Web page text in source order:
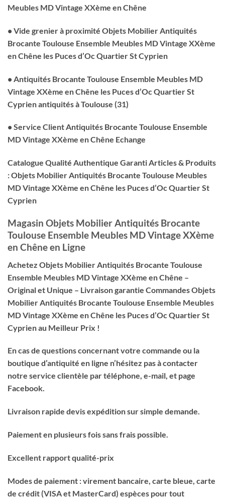
Meubles MD Vintage XXème en Chêne
• Vide grenier à proximité Objets Mobilier Antiquités
Brocante Toulouse Ensemble Meubles MD Vintage XXème
en Chêne les Puces d’Oc Quartier St Cyprien
• Antiquités Brocante Toulouse Ensemble Meubles MD
Vintage XXème en Chêne les Puces d’Oc Quartier St
Cyprien antiquités à Toulouse (31)
• Service Client Antiquités Brocante Toulouse Ensemble
MD Vintage XXème en Chêne Echange
Catalogue Qualité Authentique Garanti Articles & Produits
: Objets Mobilier Antiquités Brocante Toulouse Meubles
MD Vintage XXème en Chêne les Puces d’Oc Quartier St
Cyprien
Magasin Objets Mobilier Antiquités Brocante
Toulouse Ensemble Meubles MD Vintage XXème
en Chêne en Ligne
Achetez Objets Mobilier Antiquités Brocante Toulouse
Ensemble Meubles MD Vintage XXème en Chêne –
Original et Unique – Livraison garantie Commandes Objets
Mobilier Antiquités Brocante Toulouse Ensemble Meubles
MD Vintage XXème en Chêne les Puces d’Oc Quartier St
Cyprien au Meilleur Prix !
En cas de questions concernant votre commande ou la
boutique d’antiquité en ligne n’hésitez pas à contacter
notre service clientèle par téléphone, e-mail, et page
Facebook.
Livraison rapide devis expédition sur simple demande.
Paiement en plusieurs fois sans frais possible.
Excellent rapport qualité-prix
Modes de paiement : virement bancaire, carte bleue, carte
de crédit (VISA et MasterCard) espèces pour tout